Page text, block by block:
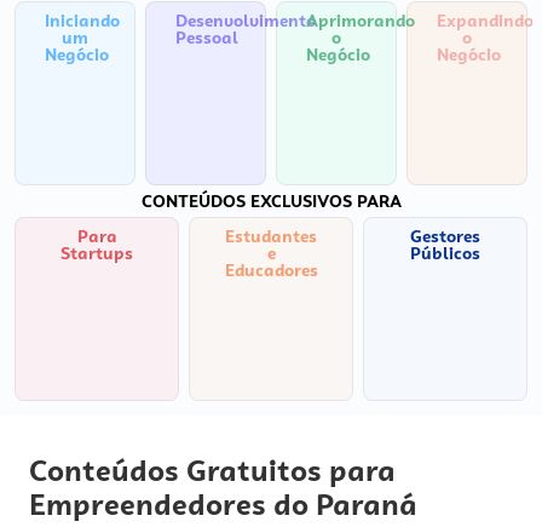
Iniciando
um
Negócio
Desenvolvimento
Pessoal
Aprimorando
o
Negócio
Expandindo
o
Negócio
CONTEÚDOS EXCLUSIVOS PARA
Para
Startups
Estudantes
e
Educadores
Gestores
Públicos
Conteúdos Gratuitos para
Empreendedores do Paraná